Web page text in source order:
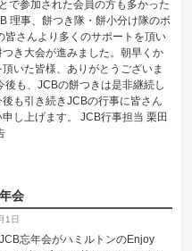
で参加された会員の方も多かった
理事、餅つき隊・餅小分け隊のボ
皆さんより多くのサポートを頂い
き大会が進みました。朝早くか
いた皆様、ありがとうございま
も、JCBの餅つきは是非継続し
も引き続きJCBの行事に皆さん
し上げます。 JCB行事担当 栗田
会
1日
忘年会がハミルトンのEnjoy